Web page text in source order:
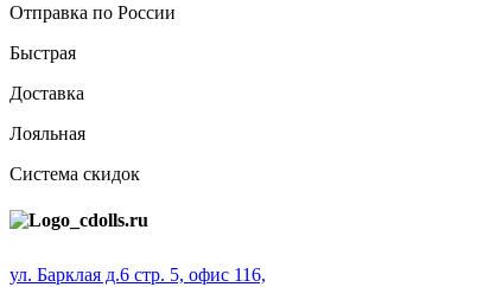
Отправка по России
Быстрая
Доставка
Лояльная
Система скидок
ул. Барклая д.6 стр. 5, офис 116,